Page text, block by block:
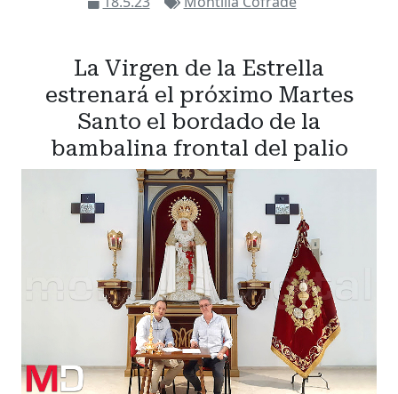
La Virgen de la Estrella
estrenará el próximo Martes
Santo el bordado de la
bambalina frontal del palio